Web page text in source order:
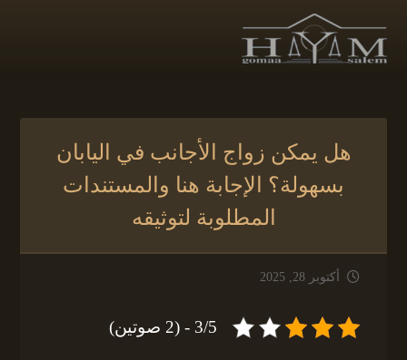
هل يمكن زواج الأجانب في اليابان
بسهولة؟ الإجابة هنا والمستندات
المطلوبة لتوثيقه
أكتوبر 28, 2025
3/5 - (2 صوتين)